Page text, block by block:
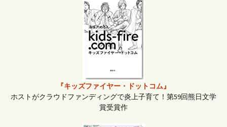
『キッズファイヤー・ドットコム』
ホストがクラウドファンディングで炎上子育て！第59回熊日文学
賞受賞作